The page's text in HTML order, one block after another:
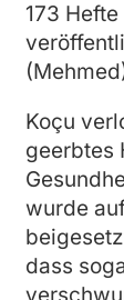
173
Koçu
geerbtes
wurde
dass